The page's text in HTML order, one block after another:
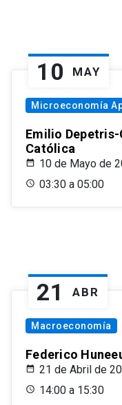
10 MAY
Microeconomía
Emilio Depetris-
Católica
10 de Mayo de
03:30 a 05:00
21 ABR
Macroeconomía
Federico
21 de Abril de
14:00 a 15:30